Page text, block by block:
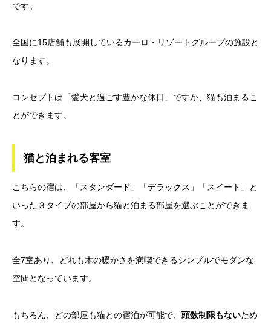
です。
全国に15店舗も展開しているカーロ・リゾートグループの施設と
なります。
コンセプトは「愛犬と過ごす豊かな休日」ですが、猫も泊まるこ
とができます。
猫と泊まれる客室
こちらの宿は、「スタンダード」「デラックス」「スイート」と
いった３タイプの部屋から猫と泊まる部屋を選ぶことができま
す。
全7室あり、どれも木の暖かさを満喫できるシンプルでモダンな
空間となっています。
もちろん、どの部屋も猫との宿泊が可能で、 頭数制限もないため